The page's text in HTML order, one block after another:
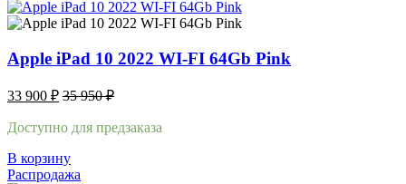
Apple iPad 10 2022 WI-FI 64Gb Pink
33 900 ₽ 35 950₽
Доступно для предзаказа
В корзину
Распродажа